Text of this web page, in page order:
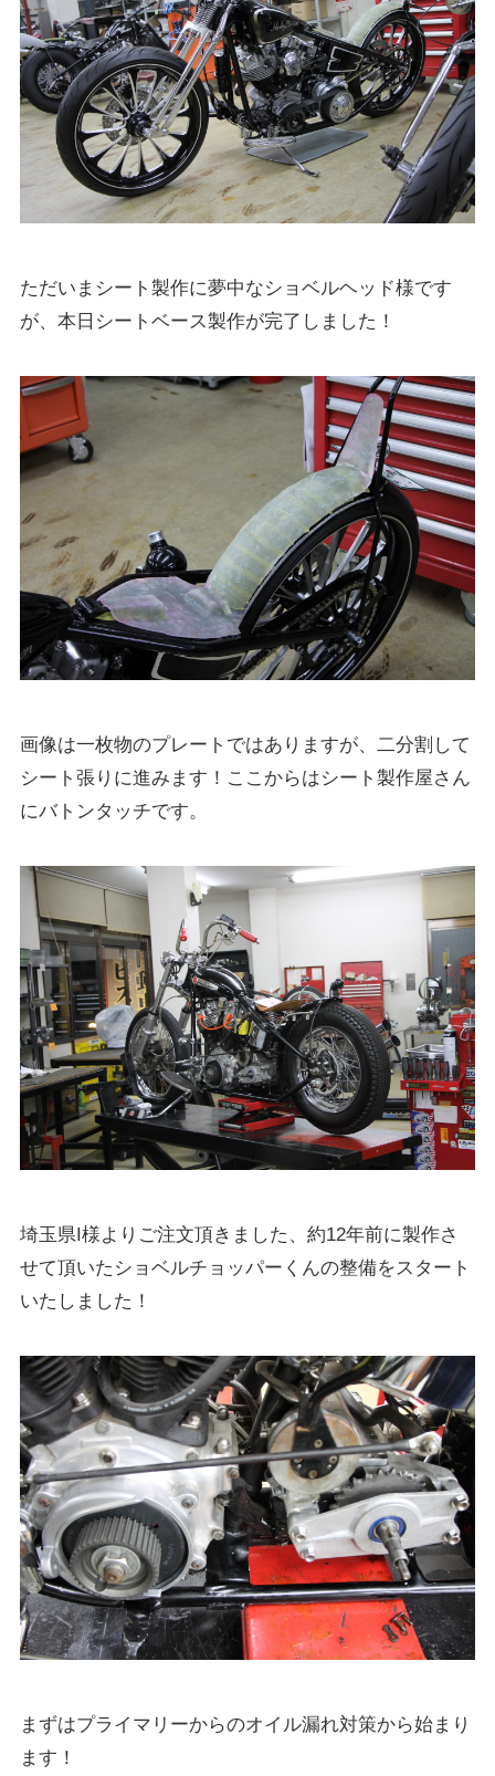
ただいまシート製作に夢中なショベルヘッド様です
が、本日シートベース製作が完了しました！
画像は一枚物のプレートではありますが、二分割して
シート張りに進みます！ここからはシート製作屋さん
にバトンタッチです。
埼玉県I様よりご注文頂きました、約12年前に製作さ
せて頂いたショベルチョッパーくんの整備をスタート
いたしました！
まずはプライマリーからのオイル漏れ対策から始まり
ます！